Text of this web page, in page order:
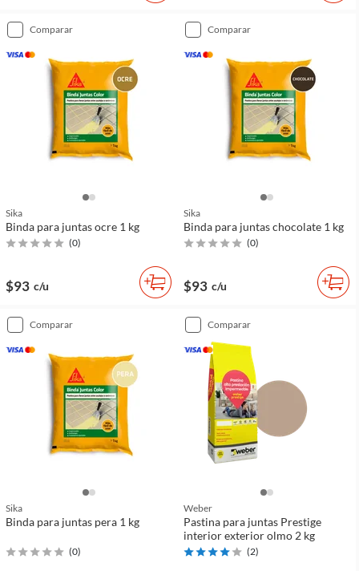
comparar
Sika
Binda para juntas ocre 1 kg
(0)
$93 c/u
comparar
Sika
Binda para juntas chocolate 1 kg
(0)
$93 c/u
comparar
Sika
Binda para juntas pera 1 kg
(0)
comparar
Weber
Pastina para juntas Prestige
interior exterior olmo 2 kg
(2)